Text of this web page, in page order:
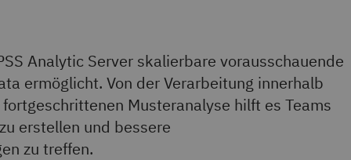
Analytic Server skalierbare vorausschauende
ermöglicht. Von der Verarbeitung innerhalb
Musteranalyse hilft es Teams
erstellen und bessere
zu treffen.